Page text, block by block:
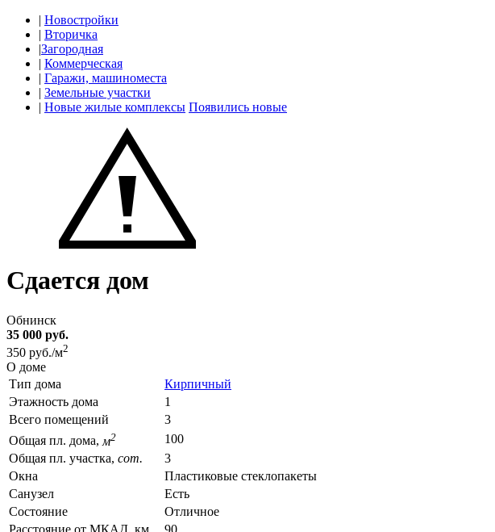
| Новостройки
| Вторичка
|Загородная
| Коммерческая
| Гаражи, машиноместа
| Земельные участки
| Новые жилые комплексы Появились новые
Сдается дом
Обнинск
35 000 руб.
350 руб./м2
О доме
Тип дома
Кирпичный
Этажность дома
1
Всего помещений
3
Общая пл. дома, м2
100
Общая пл. участка, сот.
3
Окна
Пластиковые стеклопакеты
Санузел
Есть
Состояние
Отличное